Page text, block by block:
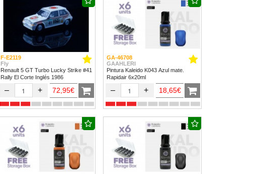
F-E2119
Fly
Renault 5 GT Turbo Lucky Strike #41
Rally El Corte Inglés 1986
– + 72,95€
GA-46708
GAAHLERI
Pintura Kaleido K043 Azul mate.
Rapidair 6x20ml
– + 18,65€